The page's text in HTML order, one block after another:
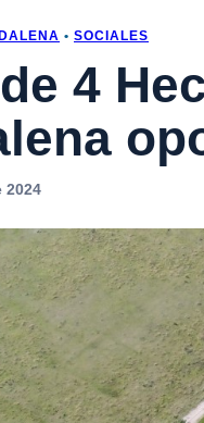
• SOCIALES
4
2024